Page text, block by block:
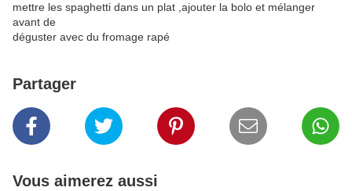
mettre les spaghetti dans un plat ,ajouter la bolo et mélanger
avant de
déguster avec du fromage rapé
Partager
Vous aimerez aussi